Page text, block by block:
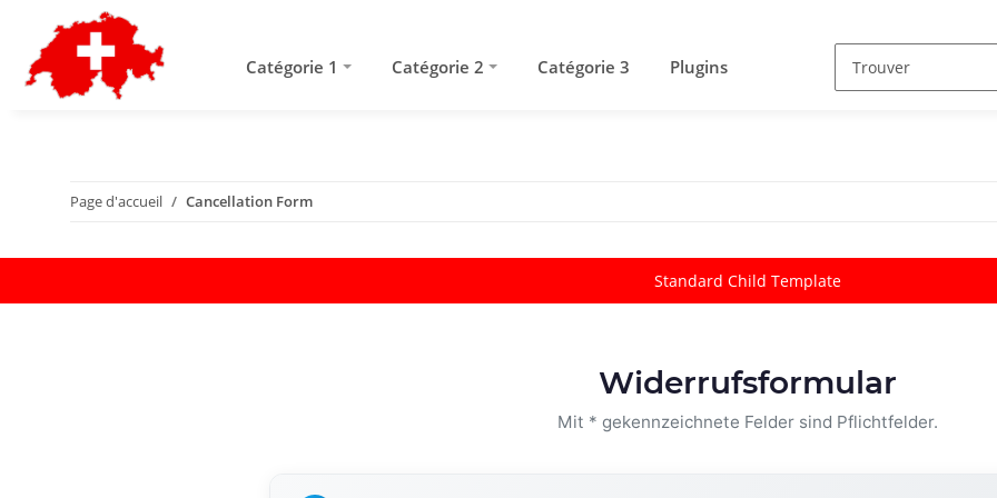
Catégorie 1 Catégorie 2 Catégorie 3 Plugins
Page d'accueil Cancellation Form
Standard Child Template
Widerrufsformular
Mit * gekennzeichnete Felder sind Pflichtfelder.